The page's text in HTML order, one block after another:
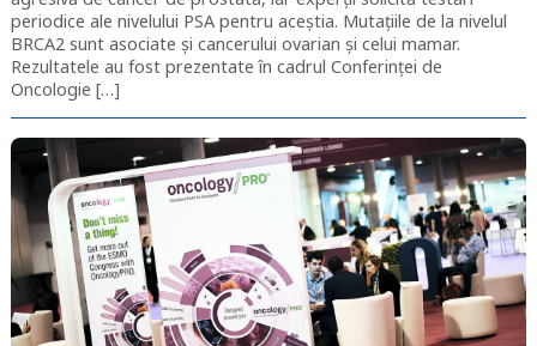
periodice ale nivelului PSA pentru aceștia. Mutațiile de la nivelul
BRCA2 sunt asociate și cancerului ovarian și celui mamar.
Rezultatele au fost prezentate în cadrul Conferinței de
Oncologie […]